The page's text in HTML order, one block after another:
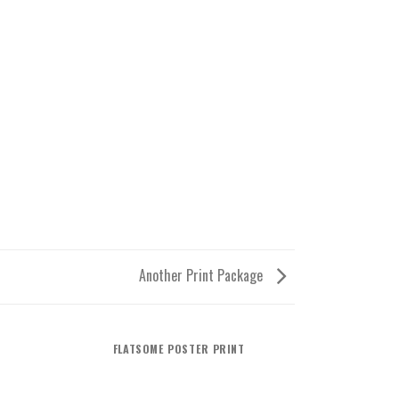
Another Print Package
FLATSOME POSTER PRINT